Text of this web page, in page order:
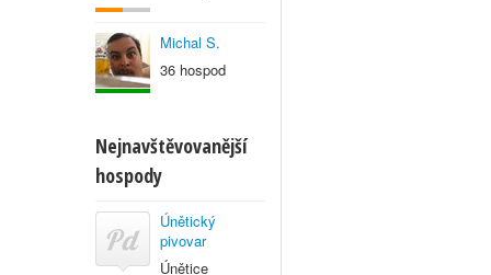
Michal S.
36 hospod
Nejnavštěvovanější
hospody
Únětický
pivovar
Únětice